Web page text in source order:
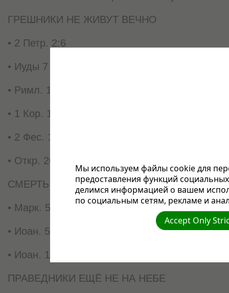
ГРЕШНИКИ НЕ ЖИВУТ ВЕЧНО
• 2 Петр. 2:6
• Иуды 7
• Римл. 16:2
• 1 Кор. 15:54
• 2 Фес. 1:9
• Откр. 20:9-14
СМЕРТЬ - ЭТО СОН, ЭТО
• Марк. 5:39
• Иоан. 5:24
• Иоан. 11:11-14
ПРАВЕДНИКИ ЕЩЁ НЕ НА НЕБЕ
Мы используем файлы cookie для
предоставления функций
делимся информацией о вашем
по социальным сетям, рекламе и
Accept Only